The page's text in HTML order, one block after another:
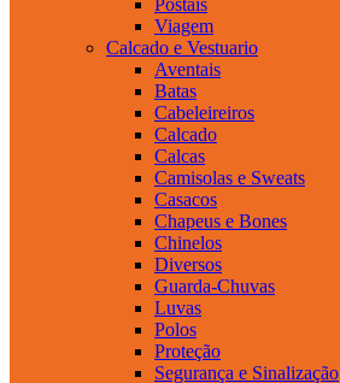
Viagem
Calcado e Vestuario
Aventais
Batas
Cabeleireiros
Calcado
Calcas
Camisolas e Sweats
Casacos
Chapeus e Bones
Chinelos
Diversos
Guarda-Chuvas
Luvas
Polos
Proteção
Segurança e Sinalização